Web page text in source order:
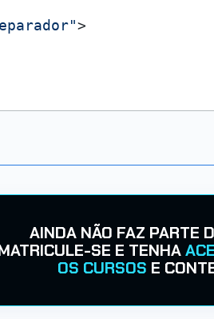
>
AINDA NÃO FAZ PARTE
SE E TENHA
OS CURSOS E